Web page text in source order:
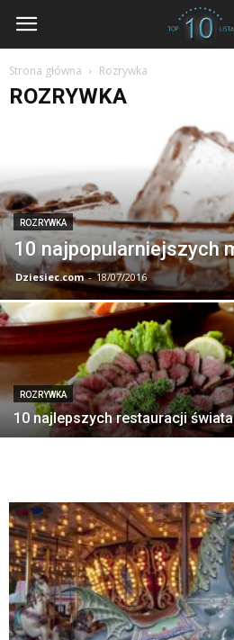
dziesiec.com
Strona główna Rozrywka
ROZRYWKA
ROZRYWKA
10 najpopularniejszych
Dziesiec.com - 18/07/2016
ROZRYWKA
10 najlepszych restauracji świata